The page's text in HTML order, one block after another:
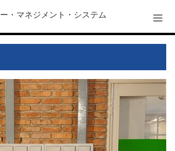
・マネジメント・システム